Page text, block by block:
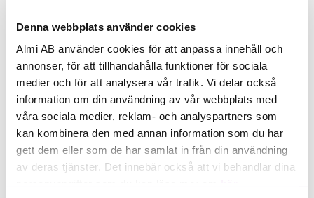
Denna webbplats använder cookies
Almi AB använder cookies för att anpassa innehåll och
annonser, för att tillhandahålla funktioner för sociala
medier och för att analysera vår trafik. Vi delar också
information om din användning av vår webbplats med
våra sociala medier, reklam- och analyspartners som
kan kombinera den med annan information som du har
gett dem eller som de har samlat in från din användning
av deras tjänster. Det innebär också att vi behandlar dina
Portföljbolag
Ett urval av de bolag Åsa jobbar med.
Våra portföljbolag
Cordicity